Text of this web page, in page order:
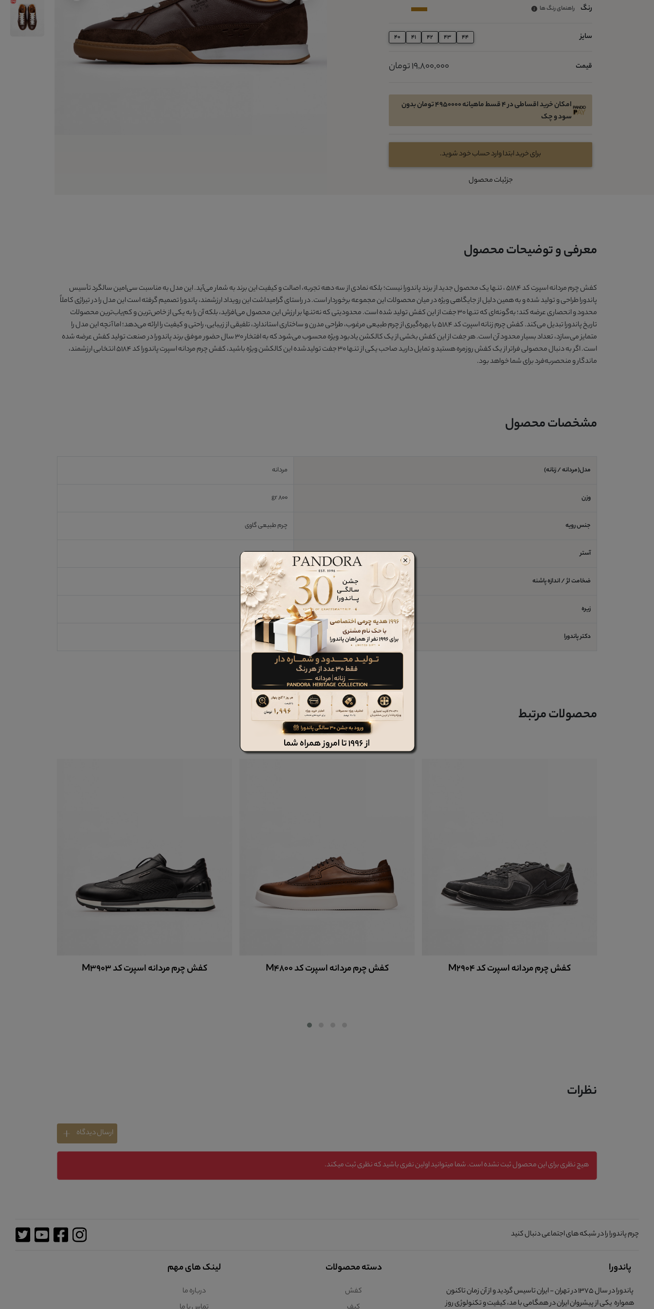
رنگ راهنمای رنگ ها
سایز 40 41 42 43 44
قیمت 19,800,000 تومان
امکان خرید اقساطی در 4 قسط ماهیانه 4950000 تومان بدون
سود و چک
برای خرید ابتدا وارد حساب خود شوید.
جزئیات محصول
معرفی و توضیحات محصول
کفش چرم مردانه اسپرت کد 5184 ، تنها یک محصول جدید از برند پاندورا نیست؛ بلکه نمادی از سه دهه تجربه، اصالت و کیفیت این برند به شمار می‌آید. این مدل به مناسبت سی‌امین سالگرد تأسیس
پاندورا طراحی و تولید شده و به همین دلیل از جایگاهی ویژه در میان محصولات این مجموعه برخوردار است. در راستای گرامیداشت این رویداد ارزشمند، پاندورا تصمیم گرفته است این مدل را در تیراژی کاملاً
محدود و انحصاری عرضه کند؛ به‌گونه‌ای که تنها 30 جفت از این کفش تولید شده است. محدودیتی که نه‌تنها بر ارزش این محصول می‌افزاید، بلکه آن را به یکی از خاص‌ترین و کم‌یاب‌ترین محصولات
تاریخ پاندورا تبدیل می‌کند. کفش چرم زنانه اسپرت کد 5184 با بهره‌گیری از چرم طبیعی مرغوب، طراحی مدرن و ساختاری استاندارد، تلفیقی از زیبایی، راحتی و کیفیت را ارائه می‌دهد؛ اما آنچه این مدل را
متمایز می‌سازد، تعداد بسیار محدود آن است. هر جفت از این کفش بخشی از یک کالکشن یادبود ویژه محسوب می‌شود که به افتخار 30 سال حضور موفق برند پاندورا در صنعت تولید کفش عرضه شده
است. اگر به دنبال محصولی فراتر از یک کفش روزمره هستید و تمایل دارید صاحب یکی از تنها 30 جفت تولیدشده این کالکشن ویژه باشید، کفش چرم مردانه اسپرت پاندورا کد 5184 انتخابی ارزشمند،
ماندگار و منحصربه‌فرد برای شما خواهد بود.
مشخصات محصول
مدل(مردانه / زنانه) مردانه
وزن 800 gr
جنس رویه چرم طبیعی گاوی
آستر چرم طبیعی
ضخامت لژ / اندازه پاشنه 3 cm
زیره ترمو
دکتر پاندورا خیر
محصولات مرتبط
کفش چرم مردانه اسپرت کد M2904 کفش چرم مردانه اسپرت کد M4800 کفش چرم مردانه اسپرت کد M3903
نظرات
ارسال دیدگاه
هیچ نظری برای این محصول ثبت نشده است. شما میتوانید اولین نفری باشید که نظری ثبت میکند.
چرم پاندورا را در شبکه های اجتماعی دنبال کنید
پاندورا
پاندورا در سال 1375 در تهران - ایران تاسیس گردید و از آن زمان تاکنون
همواره یکی از پیشروان ایران در همگامی با مد، کیفیت و تکنولوژی روز
دسته محصولات
کفش
لینک های مهم
درباره ما